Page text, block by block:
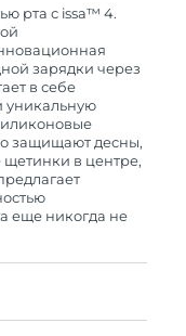
2-х лет со дня
проблемы,
рта с issa™ 4.
зарядки через
в себе
уникальную
защищают десны,
в центре,
еще никогда не